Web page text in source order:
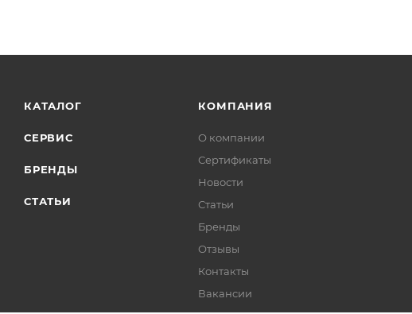
КАТАЛОГ
СЕРВИС
БРЕНДЫ
СТАТЬИ
КОМПАНИЯ
О компании
Сертификаты
Новости
Статьи
Бренды
Отзывы
Контакты
Вакансии